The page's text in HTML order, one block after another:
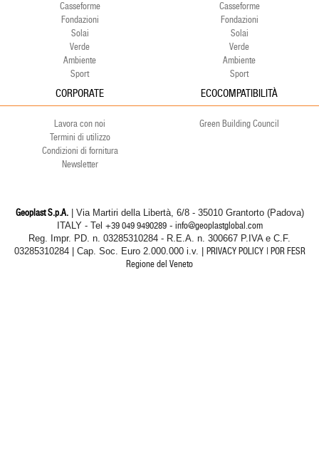
Casseforme
Fondazioni
Solai
Verde
Ambiente
Sport
Casseforme
Fondazioni
Solai
Verde
Ambiente
Sport
CORPORATE
Lavora con noi
Termini di utilizzo
Condizioni di fornitura
Newsletter
ECOCOMPATIBILITÀ
Green Building Council
Geoplast S.p.A.| Via Martiri della Libertà, 6/8 - 35010 Grantorto (Padova)
ITALY - Tel +39 049 9490289 - info@geoplastglobal.com
Reg. Impr. PD. n. 03285310284 - R.E.A. n. 300667 P.IVA e C.F.
03285310284 | Cap. Soc. Euro 2.000.000 i.v. | PRIVACY POLICY | POR FESR
Regione del Veneto